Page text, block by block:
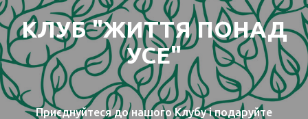
КЛУБ "ЖИТТЯ ПОНАД
УСЕ"
Приєднуйтеся до нашого Клубу і подаруйте